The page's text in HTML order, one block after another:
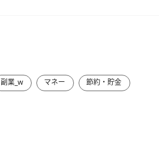
副業_w マネー 節約・貯金